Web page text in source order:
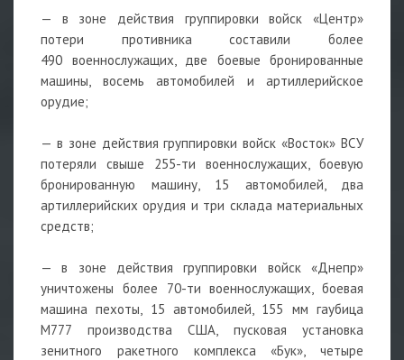
— в зоне действия группировки войск «Центр»
потери противника составили более
490 военнослужащих, две боевые бронированные
машины, восемь автомобилей и артиллерийское
орудие;
— в зоне действия группировки войск «Восток» ВСУ
потеряли свыше 255-ти военнослужащих, боевую
бронированную машину, 15 автомобилей, два
артиллерийских орудия и три склада материальных
средств;
— в зоне действия группировки войск «Днепр»
уничтожены более 70-ти военнослужащих, боевая
машина пехоты, 15 автомобилей, 155 мм гаубица
М777 производства США, пусковая установка
зенитного ракетного комплекса «Бук», четыре